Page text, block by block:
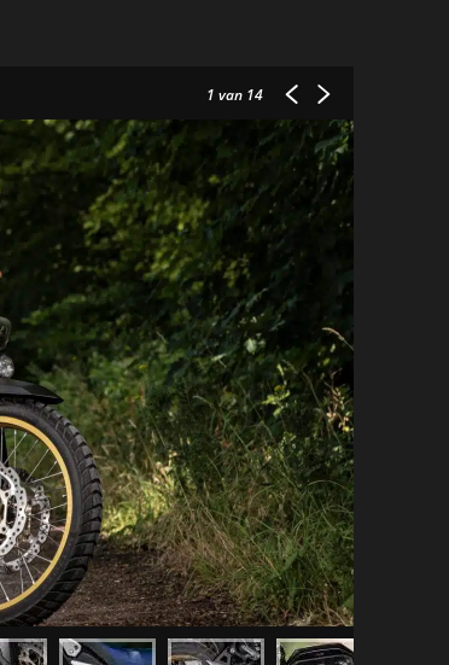
1 van 14